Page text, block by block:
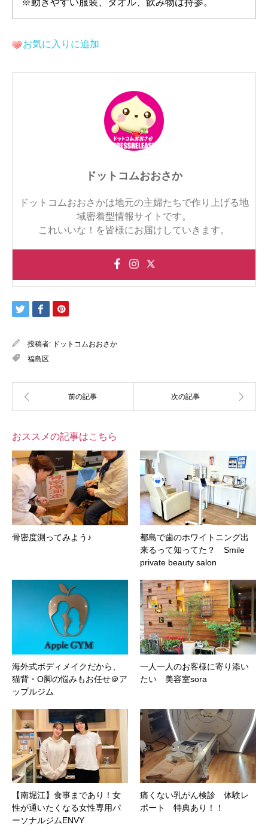
※動きやすい服装、タオル、飲み物は持参。
お気に入りに追加
ドットコムおおさか
ドットコムおおさかは地元の主婦たちで作り上げる地
域密着型情報サイトです。
これいいな！を皆様にお届けしていきます。
投稿者: ドットコムおおさか
福島区
おススメの記事はこちら
骨密度測ってみよう♪
都島で歯のホワイトニング出
来るって知ってた？ Smile
private beauty salon
海外式ボディメイクだから、
猫背・O脚の悩みもお任せ＠ア
ップルジム
一人一人のお客様に寄り添い
たい 美容室sora
【南堀江】食事まであり！女
性が通いたくなる女性専用パ
ーソナルジムENVY
痛くない乳がん検診 体験レ
ポート 特典あり！！